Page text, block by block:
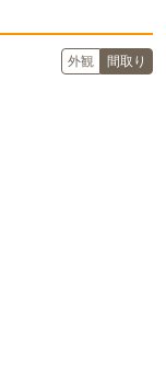
外観 間取り